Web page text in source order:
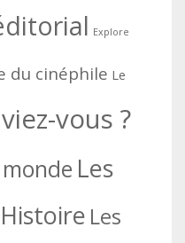
Explore
du cinéphile Le
vous ?
Les
Les